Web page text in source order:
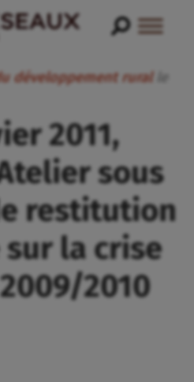
développement rural
le
2011,
sous
restitution
sur la crise
2010